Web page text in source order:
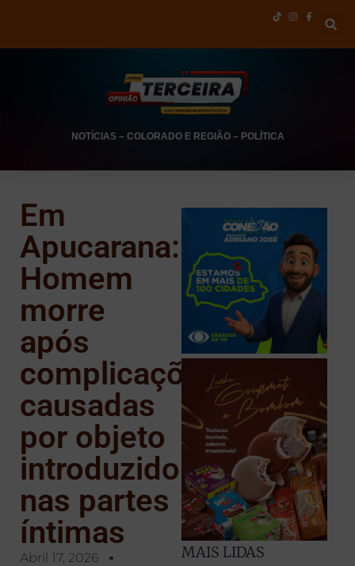
NOTÍCIAS– COLORADO E REGIÃO– POLÍTICA
Em
Apucarana:
Homem
morre
após
complicações
causadas
por objeto
introduzido
nas partes
íntimas
Abril 17, 2026
MAIS LIDAS